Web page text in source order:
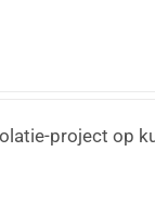
project op